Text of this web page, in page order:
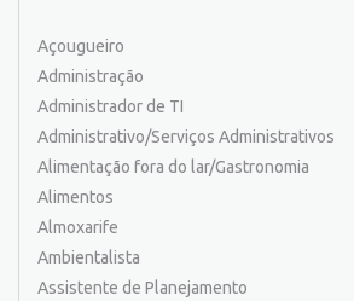
Açougueiro
Administração
Administrador de TI
Administrativo/Serviços Administrativos
Alimentação fora do lar/Gastronomia
Alimentos
Almoxarife
Ambientalista
Assistente de Planejamento